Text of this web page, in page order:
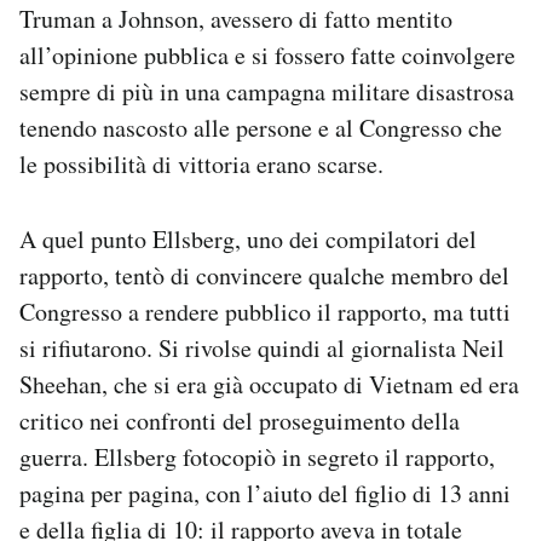
Truman a Johnson, avessero di fatto mentito
all’opinione pubblica e si fossero fatte coinvolgere
sempre di più in una campagna militare disastrosa
tenendo nascosto alle persone e al Congresso che
le possibilità di vittoria erano scarse.
A quel punto Ellsberg, uno dei compilatori del
rapporto, tentò di convincere qualche membro del
Congresso a rendere pubblico il rapporto, ma tutti
si rifiutarono. Si rivolse quindi al giornalista Neil
Sheehan, che si era già occupato di Vietnam ed era
critico nei confronti del proseguimento della
guerra. Ellsberg fotocopiò in segreto il rapporto,
pagina per pagina, con l’aiuto del figlio di 13 anni
e della figlia di 10: il rapporto aveva in totale